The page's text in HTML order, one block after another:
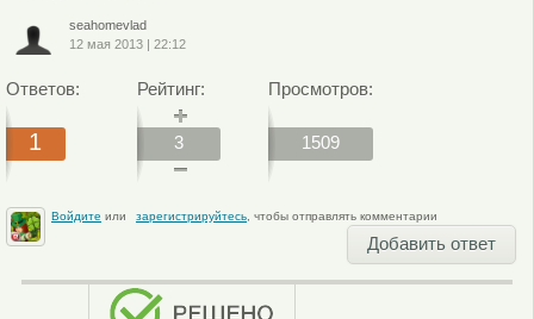
seahomevlad
12 мая 2013| 22:12
Ответов:
1
Рейтинг:
3
Просмотров:
1509
Войдите или зарегистрируйтесь, чтобы отправлять комментарии
Добавить ответ